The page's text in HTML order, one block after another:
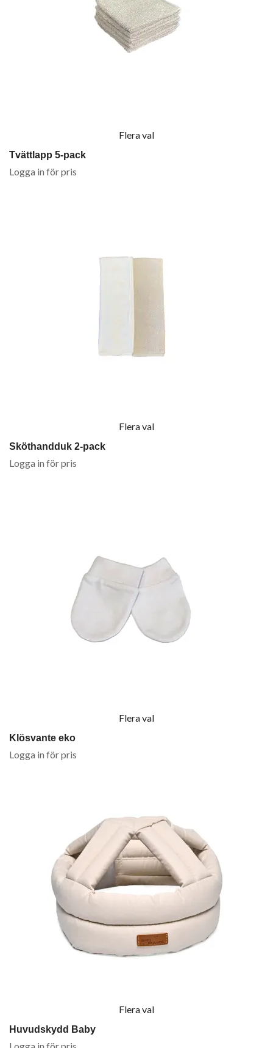
Flera val
Tvättlapp 5-pack
Logga in för pris
Flera val
Sköthandduk 2-pack
Logga in för pris
Flera val
Klösvante eko
Logga in för pris
Flera val
Huvudskydd Baby